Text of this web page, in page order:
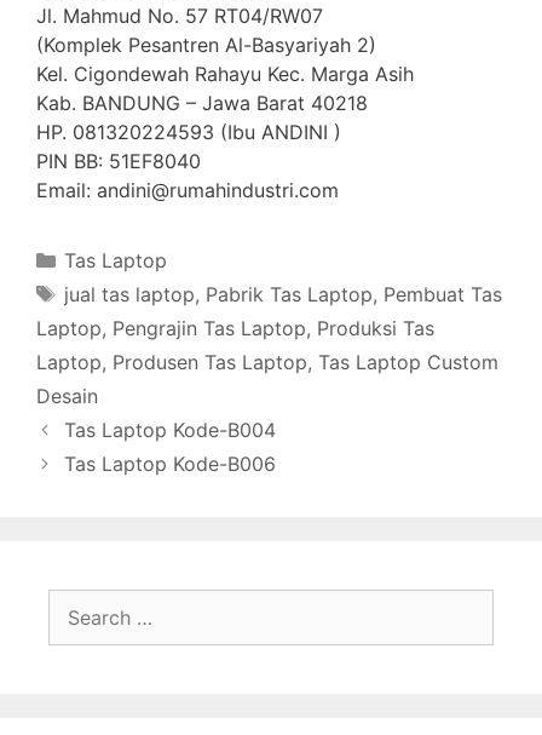
Jl. Mahmud No. 57 RT04/RW07
(Komplek Pesantren Al-Basyariyah 2)
Kel. Cigondewah Rahayu Kec. Marga Asih
Kab. BANDUNG – Jawa Barat 40218
HP. 081320224593 (Ibu ANDINI )
PIN BB: 51EF8040
Email: andini@rumahindustri.com
Categories
Tas Laptop
Tags
jual tas laptop, Pabrik Tas Laptop, Pembuat Tas
Laptop, Pengrajin Tas Laptop, Produksi Tas
Laptop, Produsen Tas Laptop, Tas Laptop Custom
Desain
Tas Laptop Kode-B004
Tas Laptop Kode-B006